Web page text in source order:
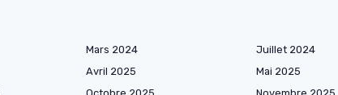
Mars 2024 Juillet 2024
Avril 2025 Mai 2025